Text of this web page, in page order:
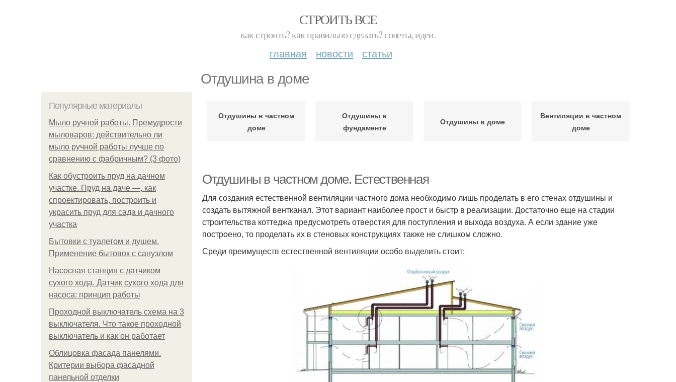
СТРОИТЬ ВСЕ
как строить? как правильно сделать? советы, идеи.
главная новости статьи
Отдушина в доме
Популярные материалы
Мыло ручной работы. Премудрости
мыловаров: действительно ли
мыло ручной работы лучше по
сравнению с фабричным? (3 фото)
Как обустроить пруд на дачном
участке. Пруд на даче —, как
спроектировать, построить и
украсить пруд для сада и дачного
участка
Бытовки с туалетом и душем.
Применение бытовок с санузлом
Насосная станция с датчиком
сухого хода. Датчик сухого хода для
насоса: принцип работы
Проходной выключатель схема на 3
выключателя. Что такое проходной
выключатель и как он работает
Облицовка фасада панелями.
Критерии выбора фасадной
панельной отделки
Отдушины в частном
доме
Отдушины в
фундаменте
Отдушины в доме
Вентиляции в частном
доме
Отдушины в частном доме. Естественная
Для создания естественной вентиляции частного дома необходимо лишь проделать в его стенах отдушины и
создать вытяжной вентканал. Этот вариант наиболее прост и быстр в реализации. Достаточно еще на стадии
строительства коттеджа предусмотреть отверстия для поступления и выхода воздуха. А если здание уже
построено, то проделать их в стеновых конструкциях также не слишком сложно.
Среди преимуществ естественной вентиляции особо выделить стоит: